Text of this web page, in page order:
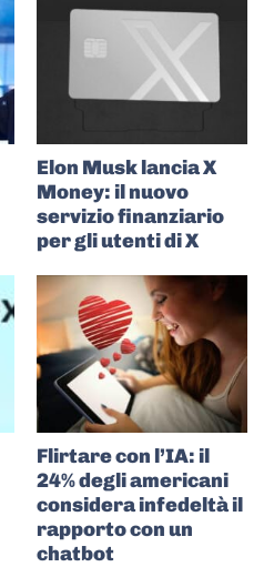
Elon Musk lancia X
Money: il nuovo
servizio finanziario
per gli utenti di X
Flirtare con l’IA: il
24% degli americani
considera infedeltà il
rapporto con un
chatbot